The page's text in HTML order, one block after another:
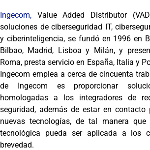
Ingecom, Value Added Distributor
soluciones de ciberseguridad IT,
y ciberinteligencia, se fundó en 1996 en
Bilbao, Madrid, Lisboa y Milán, y
Roma, presta servicio en España, Italia y
Ingecom emplea a cerca de cincuenta
de Ingecom es proporcionar
homologadas a los integradores de
seguridad, además de estar en contacto
nuevas tecnologías, de tal manera que
tecnológica pueda ser aplicada a los
brevedad.